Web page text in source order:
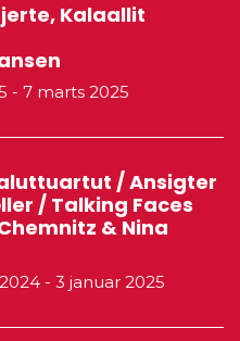
Kalaallit
- 7 marts 2025
/ Ansigter
/ Talking Faces
& Nina
- 3 januar 2025